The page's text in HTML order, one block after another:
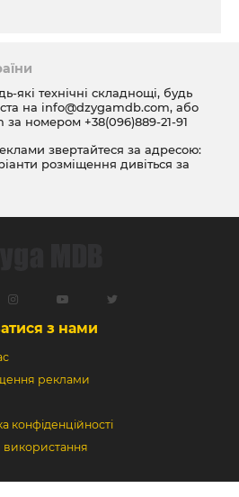
які технічні складнощі, будь
на info@dzygamdb.com, або
за номером +38(096)889-21-91
звертайтеся за адресою:
розміщення дивіться за
з нами
реклами
конфіденційності